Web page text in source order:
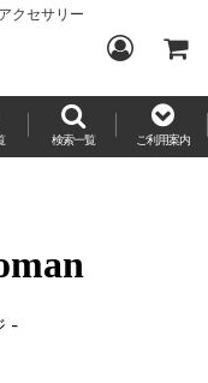
クセサリー
検索一覧 ご利用案内
-